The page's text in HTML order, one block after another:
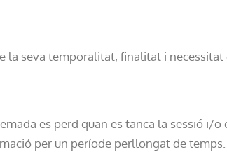
seva temporalitat, finalitat i necessitat
es perd quan es tanca la sessió i/o
per un període perllongat de